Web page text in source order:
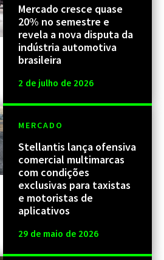
Mercado cresce quase
20% no semestre e
revela a nova disputa da
indústria automotiva
brasileira
2 de julho de 2026
MERCADO
Stellantis lança ofensiva
comercial multimarcas
com condições
exclusivas para taxistas
e motoristas de
aplicativos
29 de maio de 2026